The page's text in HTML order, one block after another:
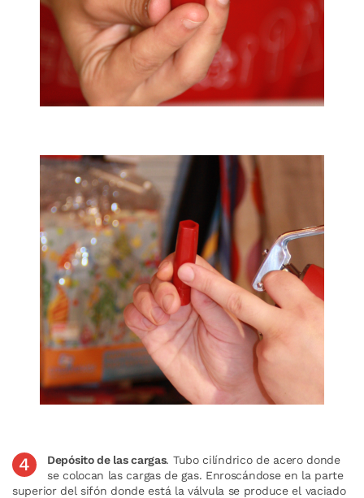
Depósito de las cargas. Tubo cilíndrico de acero donde
se colocan las cargas de gas. Enroscándose en la parte
superior del sifón donde está la válvula se produce el vaciado